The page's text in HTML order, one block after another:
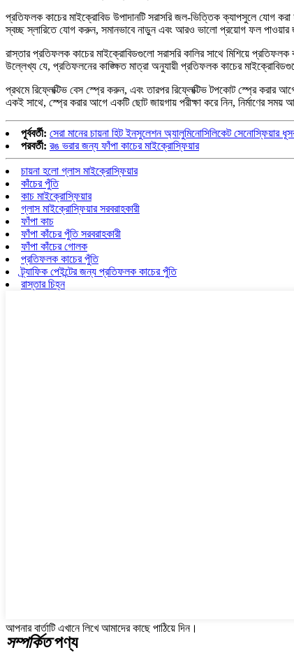
প্রতিফলক কাচের মাইক্রোবিড উপাদানটি সরাসরি জল-ভিত্তিক ক্যাপসুলে যোগ করা
স্বচ্ছ স্লারিতে যোগ করুন, সমানভাবে নাড়ুন এবং আরও ভালো প্রয়োগ ফল পাওয়ার
রাস্তার প্রতিফলক কাচের মাইক্রোবিডগুলো সরাসরি কালির সাথে মিশিয়ে
উল্লেখ্য যে, প্রতিফলনের কাঙ্ক্ষিত মাত্রা অনুযায়ী প্রতিফলক কাচের
প্রথমে রিফ্লেক্টিভ বেস স্প্রে করুন, এবং তারপর রিফ্লেক্টিভ টপকোট স্প্রে করার
একই সাথে, স্প্রে করার আগে একটি ছোট জায়গায় পরীক্ষা করে নিন, নির্মাণের সময়
পূর্ববর্তী: সেরা মানের চায়না হিট ইনসুলেশন অ্যালুমিনোসিলিকেট সেনোস্ফিয়ার
পরবর্তী: রঙ ভরার জন্য ফাঁপা কাচের মাইক্রোস্ফিয়ার
চায়না হলো গ্লাস মাইক্রোস্ফিয়ার
কাঁচের পুঁতি
কাচ মাইক্রোস্ফিয়ার
গ্লাস মাইক্রোস্ফিয়ার সরবরাহকারী
ফাঁপা কাচ
ফাঁপা কাঁচের পুঁতি সরবরাহকারী
ফাঁপা কাঁচের গোলক
প্রতিফলক কাচের পুঁতি
ট্র্যাফিক পেইন্টের জন্য প্রতিফলক কাচের পুঁতি
রাস্তার চিহ্ন
আপনার বার্তাটি এখানে লিখে আমাদের কাছে পাঠিয়ে দিন।
সম্পর্কিতপণ্য